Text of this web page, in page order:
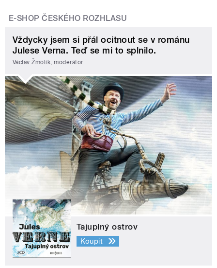
E-SHOP ČESKÉHO ROZHLASU
Vždycky jsem si přál ocitnout se v románu
Julese Verna. Teď se mi to splnilo.
Václav Žmolík, moderátor
Tajuplný ostrov
Koupit